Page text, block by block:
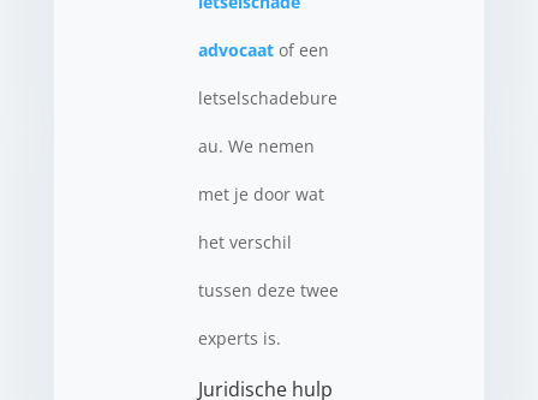
advocaat of een
letselschadebure
au. We nemen
met je door wat
het verschil
tussen deze twee
experts is.
Juridische hulp